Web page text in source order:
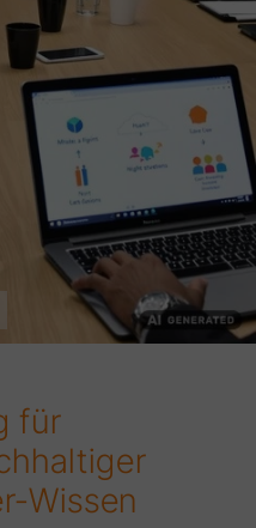
für
Wissen